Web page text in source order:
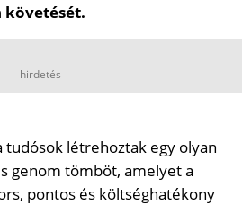
követését.
hirdetés
tudósok létrehoztak egy olyan
genom tömböt, amelyet a
pontos és költséghatékony